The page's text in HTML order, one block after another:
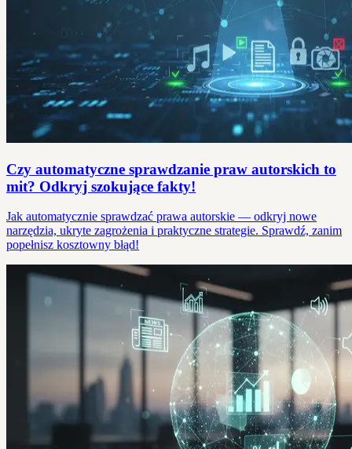
Czy automatyczne sprawdzanie praw autorskich to
mit? Odkryj szokujące fakty!
Jak automatycznie sprawdzać prawa autorskie — odkryj nowe
narzędzia, ukryte zagrożenia i praktyczne strategie. Sprawdź, zanim
popełnisz kosztowny błąd!